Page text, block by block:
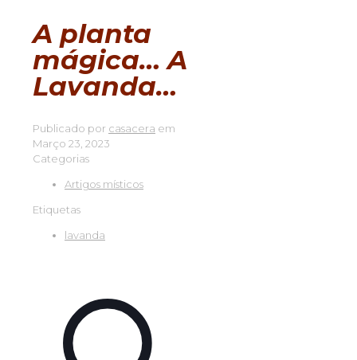
A planta
mágica… A
Lavanda…
Publicado por casacera em
Março 23, 2023
Categorias
Artigos místicos
Etiquetas
lavanda